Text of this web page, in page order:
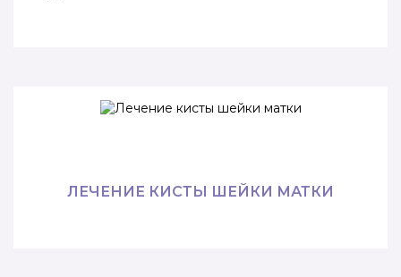
ЛЕЧЕНИЕ КИСТЫ ШЕЙКИ МАТКИ